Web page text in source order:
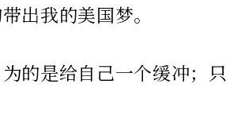
出我的美国梦。
的是给自己一个缓冲；